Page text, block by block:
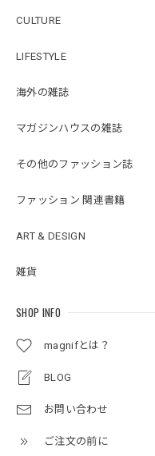
CULTURE
LIFESTYLE
海外の雑誌
マガジンハウスの雑誌
その他のファッション誌
ファッション 関連書籍
ART & DESIGN
雑貨
SHOP INFO
magnifとは？
BLOG
お問い合わせ
ご注文の前に